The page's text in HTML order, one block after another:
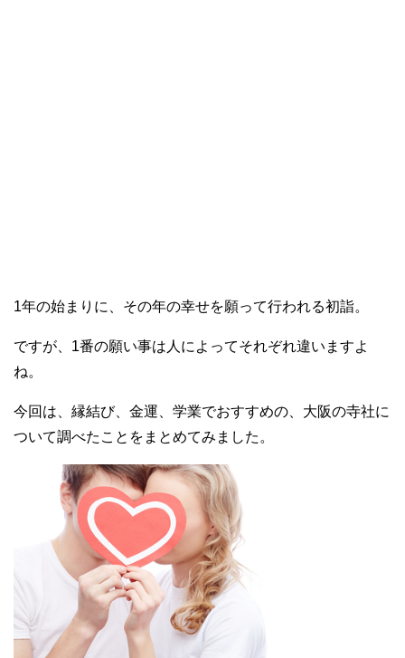
1年の始まりに、その年の幸せを願って行われる初詣。
ですが、1番の願い事は人によってそれぞれ違いますよ
ね。
今回は、縁結び、金運、学業でおすすめの、大阪の寺社に
ついて調べたことをまとめてみました。